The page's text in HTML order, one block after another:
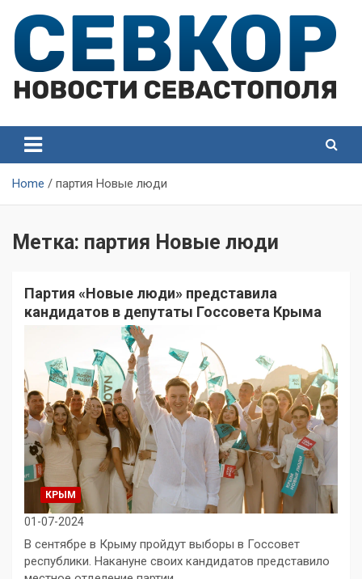
content
Севастополя
Севастополя
Home партия Новые люди
Метка: партия Новые люди
Партия «Новые люди» представила
кандидатов в депутаты Госсовета Крыма
КРЫМ
01-07-2024
В сентябре в Крыму пройдут выборы в Госсовет
республики. Накануне своих кандидатов представило